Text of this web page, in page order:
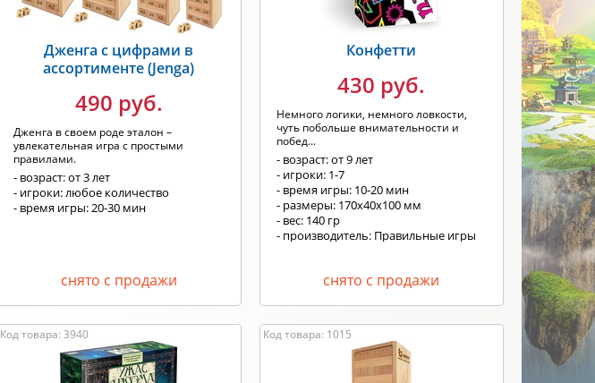
Дженга с цифрами в
ассортименте (Jenga)
490 руб.
Дженга в своем роде эталон –
увлекательная игра с простыми
правилами.
- возраст: от 3 лет
- игроки: любое количество
- время игры: 20-30 мин
снято с продажи
Конфетти
430 руб.
Немного логики, немного ловкости,
чуть побольше внимательности и
побед...
- возраст: от 9 лет
- игроки: 1-7
- время игры: 10-20 мин
- размеры: 170х40х100 мм
- вес: 140 гр
- производитель: Правильные игры
снято с продажи
Код товара: 3940 Код товара: 1015